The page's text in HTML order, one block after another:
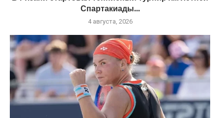
Спартакиады...
4 августа, 2026